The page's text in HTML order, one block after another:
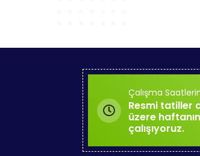
Çalışma
Resmi tatiller
üzere
çalışıyoruz.